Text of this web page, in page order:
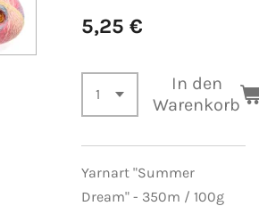
5,25 €
In den
Warenkorb
Yarnart "Summer
Dream" - 350m / 100g